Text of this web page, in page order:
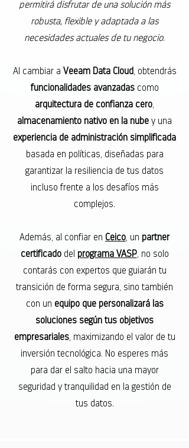
permitirá disfrutar de una solución más
robusta, flexible y adaptada a las
necesidades actuales de tu negocio.
Al cambiar a Veeam Data Cloud, obtendrás
funcionalidades avanzadascomo
arquitectura de confianza cero,
almacenamiento nativo en la nube y una
experiencia de administración simplificada
basada en políticas, diseñadas para
garantizar la resiliencia de tus datos
incluso frente a los desafíos más
complejos.
Además, al confiar en Ceico, un partner
certificadodel programa VASP, no solo
contarás con expertos que guiarán tu
transición de forma segura, sino también
con un equipo que personalizará las
soluciones según tus objetivos
empresariales, maximizando el valor de tu
inversión tecnológica. No esperes más
para dar el salto hacia una mayor
seguridad y tranquilidad en la gestión de
tus datos.